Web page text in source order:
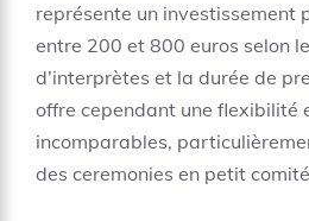
représente un investissement
entre 200 et 800 euros selon
d’interprètes et la durée de
offre cependant une flexibilité
incomparables,
des ceremonies en petit